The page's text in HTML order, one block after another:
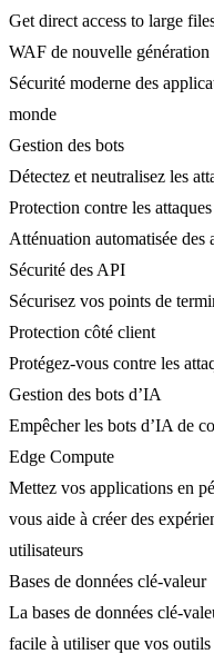
Get direct access to large
WAF de nouvelle génération
Sécurité moderne des
monde
Gestion des bots
Détectez et neutralisez les
Protection contre les
Atténuation automatisée des
Sécurité des API
Sécurisez vos points de
Protection côté client
Protégez-vous contre les
Gestion des bots d’IA
Empêcher les bots d’IA de
Edge Compute
Mettez vos applications en
vous aide à créer des
utilisateurs
Bases de données clé-valeur
La bases de données clé-
facile à utiliser que vos outils